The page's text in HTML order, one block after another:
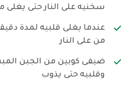
سخنيه على النار حتى يغلى
عندما يغلى قلبيه لمدة
من على النار
ضيفى كوبين من الجبن
وقلبيه حتى يذوب